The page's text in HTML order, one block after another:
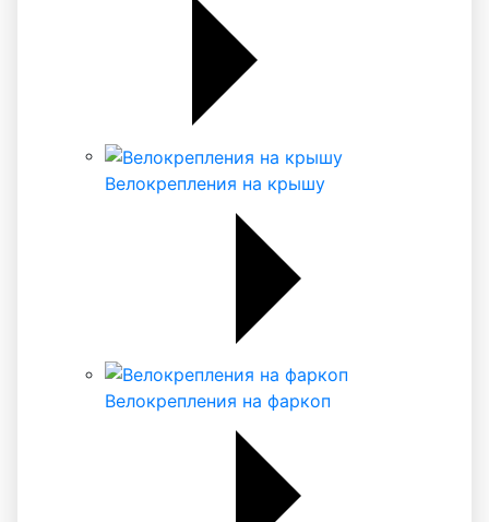
Велокрепления на крышу
Велокрепления на фаркоп